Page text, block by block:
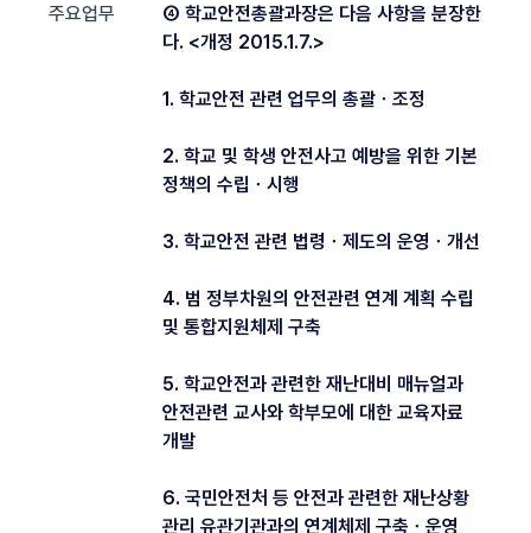
주요업무
④ 학교안전총괄과장은 다음 사항을 분장한
다. <개정 2015.1.7.>
1. 학교안전 관련 업무의 총괄ㆍ조정
2. 학교 및 학생 안전사고 예방을 위한 기본
정책의 수립ㆍ시행
3. 학교안전 관련 법령ㆍ제도의 운영ㆍ개선
4. 범 정부차원의 안전관련 연계 계획 수립
및 통합지원체제 구축
5. 학교안전과 관련한 재난대비 매뉴얼과
안전관련 교사와 학부모에 대한 교육자료
개발
6. 국민안전처 등 안전과 관련한 재난상황
관리 유관기관과의 연계체제 구축ㆍ운영